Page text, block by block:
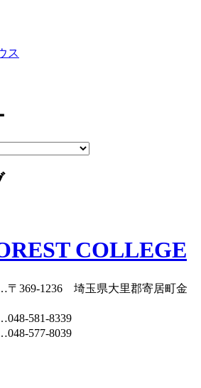
ス
COLLEGE
369-1236 埼玉県大里郡寄居町金
048-581-8339
577-8039